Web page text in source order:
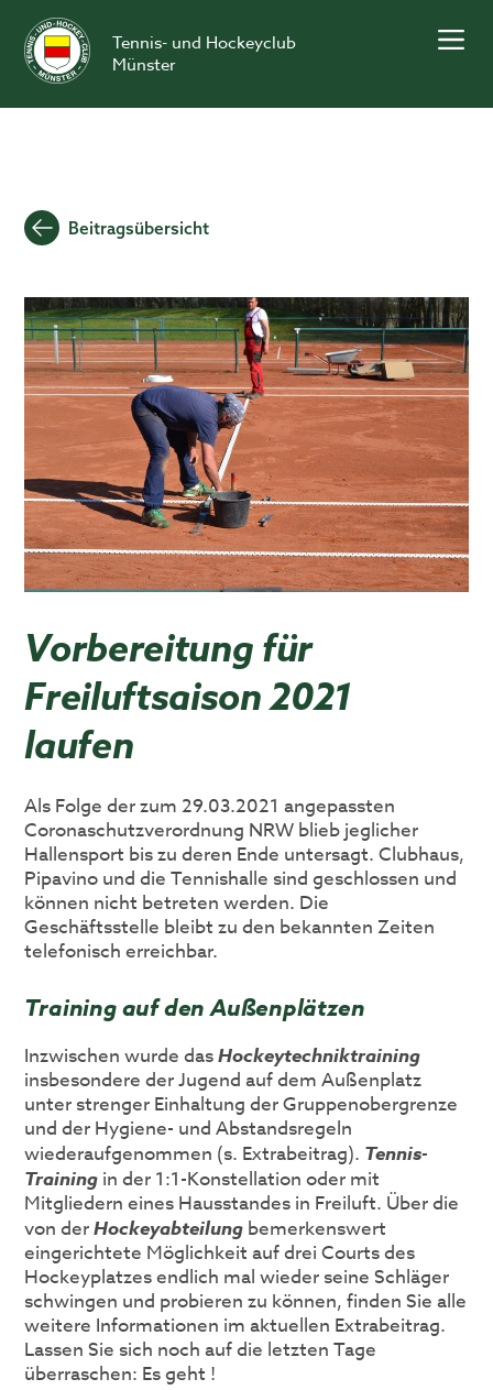
content
Tennis- und Hockeyclub
Münster
Beitragsübersicht
Vorbereitung für
Freiluftsaison 2021
laufen
Als Folge der zum 29.03.2021 angepassten
Coronaschutzverordnung NRW blieb jeglicher
Hallensport bis zu deren Ende untersagt. Clubhaus,
Pipavino und die Tennishalle sind geschlossen und
können nicht betreten werden. Die
Geschäftsstelle bleibt zu den bekannten Zeiten
telefonisch erreichbar.
Training auf den Außenplätzen
Inzwischen wurde dasHockeytechniktraining
insbesondere der Jugend auf dem Außenplatz
unter strenger Einhaltung der Gruppenobergrenze
und der Hygiene- und Abstandsregeln
wiederaufgenommen (s. Extrabeitrag). Tennis-
Training in der 1:1-Konstellation oder mit
Mitgliedern eines Hausstandes in Freiluft. Über die
von derHockeyabteilung bemerkenswert
eingerichtete Möglichkeit auf drei Courts des
Hockeyplatzes endlich mal wieder seine Schläger
schwingen und probieren zu können, finden Sie alle
weitere Informationen im aktuellen Extrabeitrag.
Lassen Sie sich noch auf die letzten Tage
überraschen: Es geht !